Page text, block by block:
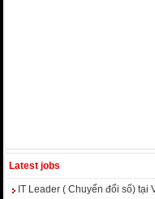
Latest jobs
IT Leader ( Chuyển đổi số) tại